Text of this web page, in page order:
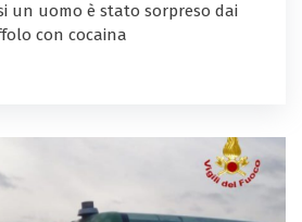
un uomo è stato sorpreso dai
con cocaina